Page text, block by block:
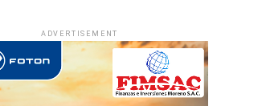
ADVERTISEMENT